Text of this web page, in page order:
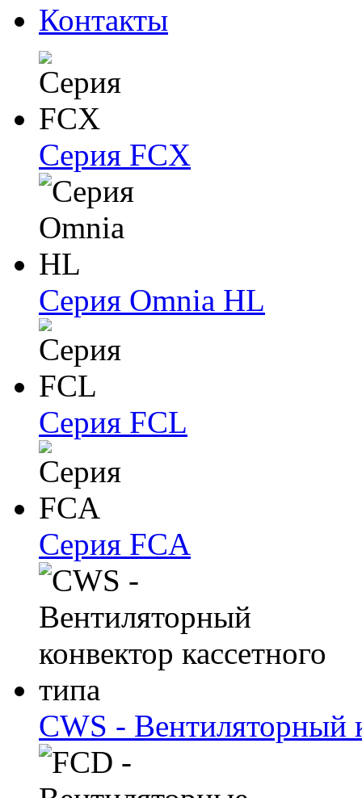
Контакты
Серия FCX
Серия Omnia HL
Серия FCL
Серия FCA
CWS - Вентиляторный